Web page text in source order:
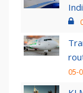
05-